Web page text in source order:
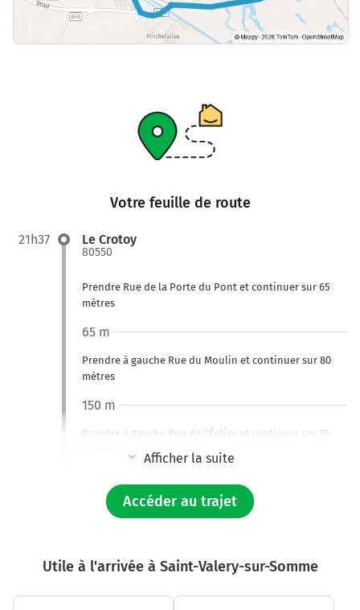
Votre feuille de route
21h37 Le Crotoy
80550
Prendre Rue de la Porte du Pont et continuer sur 65
mètres
Prendre à gauche Rue du Moulin et continuer sur 80
mètres
65 m
Prendre à gauche Rue de l'Église et continuer sur 70
150 m
Prendre à gauche Rue du Général Leclerc et continuer
65 mètres
Afficher la suite
Accéder au trajet
Utile à l'arrivée à Saint-Valery-sur-Somme